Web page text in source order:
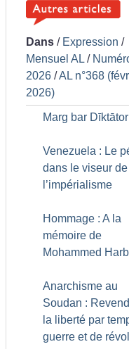
Dans / Expression /
Mensuel AL /
2026 /AL n°368
2026)
Marg bar Dīktātor
Venezuela : Le
dans le viseur de
l’impérialisme
Hommage : A la
mémoire de
Mohammed
Anarchisme au
Soudan :
la liberté par
guerre et de